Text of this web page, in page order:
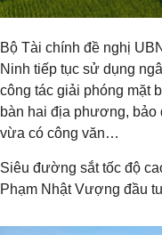
Bộ Tài chính đề nghị
Ninh tiếp tục sử dụng
công tác giải phóng mặt
bàn hai địa phương, bảo
vừa có công văn…
Siêu đường sắt tốc độ
Phạm Nhật Vượng đầu